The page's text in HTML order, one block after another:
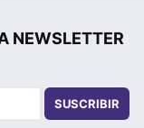
NEWSLETTER
SUSCRIBIR